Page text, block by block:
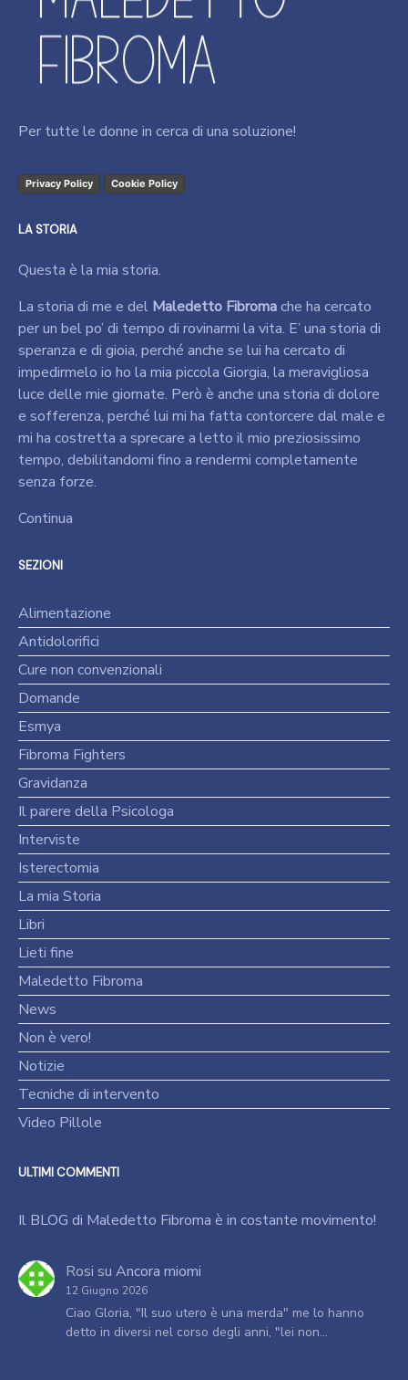
Per tutte le donne in cerca di una soluzione!
Privacy Policy Cookie Policy
LA STORIA
Questa è la mia storia.
La storia di me e del Maledetto Fibromache ha cercato
per un bel po’ di tempo di rovinarmi la vita. E’ una storia di
speranza e di gioia, perché anche se lui ha cercato di
impedirmelo io ho la mia piccola Giorgia, la meravigliosa
luce delle mie giornate. Però è anche una storia di dolore
e sofferenza, perché lui mi ha fatta contorcere dal male e
mi ha costretta a sprecare a letto il mio preziosissimo
tempo, debilitandomi fino a rendermi completamente
senza forze.
Continua
SEZIONI
Alimentazione
Antidolorifici
Cure non convenzionali
Domande
Esmya
Fibroma Fighters
Gravidanza
Il parere della Psicologa
Interviste
Isterectomia
La mia Storia
Libri
Lieti fine
Maledetto Fibroma
News
Non è vero!
Notizie
Tecniche di intervento
Video Pillole
ULTIMI COMMENTI
Il BLOG di Maledetto Fibroma è in costante movimento!
Rosi su Ancora miomi
12 Giugno 2026
Ciao Gloria, "Il suo utero è una merda" me lo hanno
detto in diversi nel corso degli anni, "lei non…